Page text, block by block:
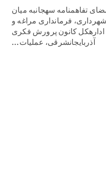
تفاهمنامه سهجانبه میان
شهرداری، فرمانداری مراغه و
ادارهکل کانون پرورش فکری
آذربایجانشرقی، عملیات...